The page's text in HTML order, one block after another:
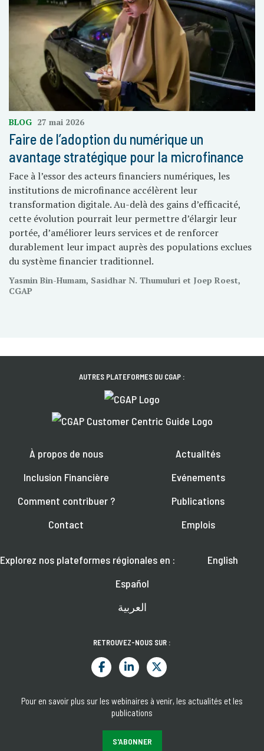
BLOG 27 mai 2026
Faire de l’adoption du numérique un
avantage stratégique pour la microfinance
Face à l’essor des acteurs financiers numériques, les
institutions de microfinance accélèrent leur
transformation digitale. Au-delà des gains d’efficacité,
cette évolution pourrait leur permettre d’élargir leur
portée, d’améliorer leurs services et de renforcer
durablement leur impact auprès des populations exclues
du système financier traditionnel.
Yasmin Bin-Humam, Sasidhar N. Thumuluri et Joep Roest,
CGAP
AUTRES PLATEFORMES DU CGAP :
À propos de nous
Inclusion Financière
Comment contribuer ?
Contact
Actualités
Evénements
Publications
Emplois
Explorez nos plateformes régionales en :
English
Español
العربية
RETROUVEZ-NOUS SUR :
Pour en savoir plus sur les webinaires à venir, les actualités et les
publications
S'ABONNER